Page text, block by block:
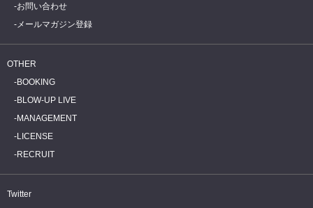
お問い合わせ
メールマガジン登録
OTHER
BOOKING
BLOW-UP LIVE
MANAGEMENT
LICENSE
RECRUIT
Twitter